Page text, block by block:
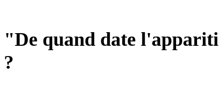
"De quand date
?